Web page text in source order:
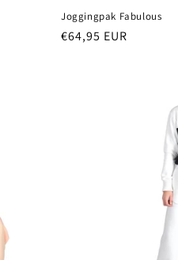
Joggingpak Fabulous
Normale
€64,95 EUR